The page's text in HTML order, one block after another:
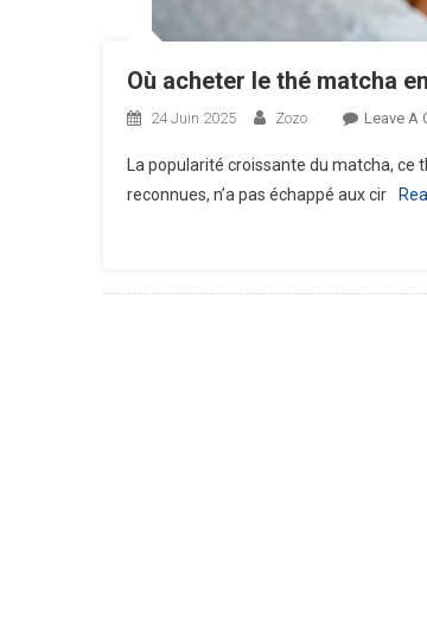
Où acheter le thé matcha
24 Juin 2025 Zozo Leave A
La popularité croissante du matcha,
reconnues, n’a pas échappé aux cir